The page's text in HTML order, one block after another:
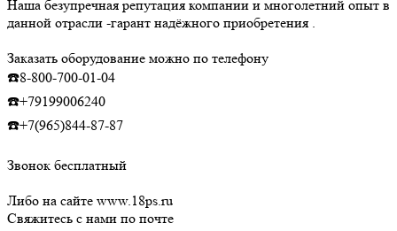
Наша безупречная репутация компании и многолетний опыт в
данной отрасли -гарант надёжного приобретения .
Заказать оборудование можно по телефону
☎️8-800-700-01-04
☎️+79199006240
☎️+7(965)844-87-87
Звонок бесплатный
Либо на сайте www.18ps.ru
Свяжитесь с нами по почте